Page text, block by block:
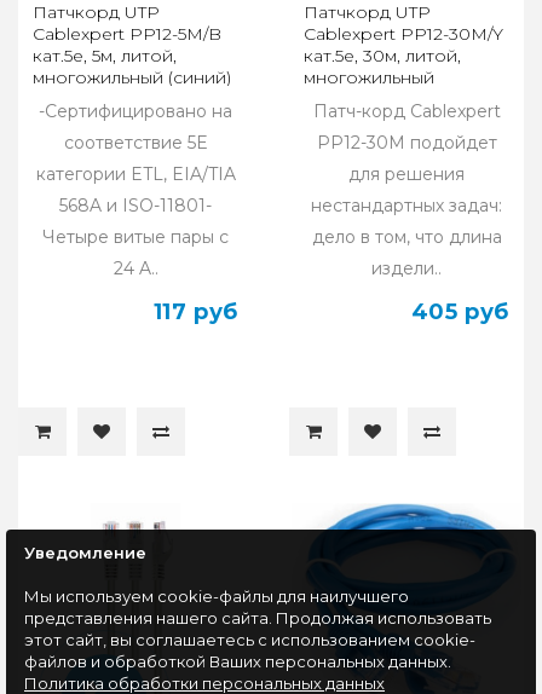
Патчкорд UTP
Cablexpert PP12-5M/B
кат.5e, 5м, литой,
многожильный (синий)
-Сертифицировано на
соответствие 5E
категории ETL, EIA/TIA
568A и ISO-11801-
Четыре витые пары с
24 A..
117 руб
Патчкорд UTP
Cablexpert PP12-30M/Y
кат.5e, 30м, литой,
многожильный
(жёлтый)
Патч-корд Cablexpert
PP12-30M подойдет
для решения
нестандартных задач:
дело в том, что длина
издели..
405 руб
Уведомление
Мы используем cookie-файлы для наилучшего
представления нашего сайта. Продолжая использовать
этот сайт, вы соглашаетесь с использованием cookie-
файлов и обработкой Ваших персональных данных.
Политика обработки персональных данных